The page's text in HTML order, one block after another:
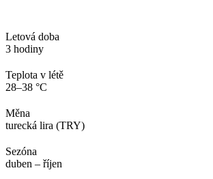
Letová doba
3 hodiny
Teplota v létě
28–38 °C
Měna
turecká lira (TRY)
Sezóna
duben – říjen